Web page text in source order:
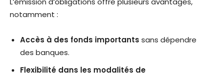
notamment :
Accès à des fonds importants sans dépendre
des banques.
Flexibilité dans les modalités de